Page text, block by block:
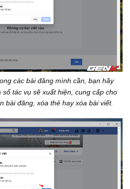
các bài đăng mình cần, bạn hãy
tác vụ sẽ xuất hiện, cung cấp cho
bài đăng, xóa thẻ hay xóa bài viết.